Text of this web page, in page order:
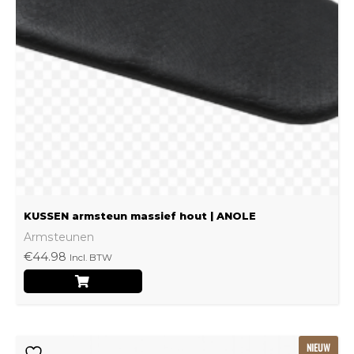
KUSSEN armsteun massief hout | ANOLE
Armsteunen
€44.98 Incl. BTW
gekozen
worden
NIEUW